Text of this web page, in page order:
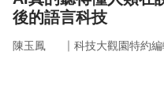
後的語言科技
陳玉鳳 ｜ 科技大觀園特約